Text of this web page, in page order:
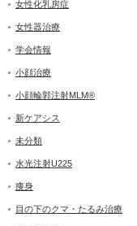
女性化乳房症
女性器治療
学会情報
小顔治療
小顔輪郭注射MLM®
新ケアシス
未分類
水光注射U225
痩身
目の下のクマ・たるみ治療